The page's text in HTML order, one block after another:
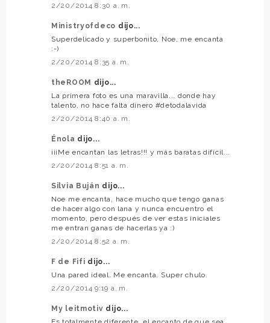
2/20/2014 8:30 a. m.
Ministryofdeco dijo...
Superdelicado y superbonito, Noe, me encanta
:-)
2/20/2014 8:35 a. m.
theROOM dijo...
La primera foto es una maravilla... donde hay
talento, no hace falta dinero #detodalavida
2/20/2014 8:40 a. m.
Énola dijo...
¡¡¡Me encantan las letras!!! y más baratas difícil...
2/20/2014 8:51 a. m.
Silvia Buján dijo...
Noe me encanta, hace mucho que tengo ganas
de hacer algo con lana y nunca encuentro el
momento, pero después de ver estas iniciales
me entran ganas de hacerlas ya :)
2/20/2014 8:52 a. m.
F de Fifi dijo...
Una pared ideal. Me encanta. Super chulo.
2/20/2014 9:19 a. m.
My leitmotiv dijo...